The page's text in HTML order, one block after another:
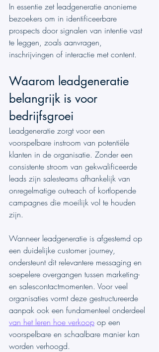
In essentie zet leadgeneratie anonieme
bezoekers om in identificeerbare
prospects door signalen van intentie vast
te leggen, zoals aanvragen,
inschrijvingen of interactie met content.
Waarom leadgeneratie
belangrijk is voor
bedrijfsgroei
Leadgeneratie zorgt voor een
voorspelbare instroom van potentiële
klanten in de organisatie. Zonder een
consistente stroom van gekwalificeerde
leads zijn salesteams afhankelijk van
onregelmatige outreach of kortlopende
campagnes die moeilijk vol te houden
zijn.
Wanneer leadgeneratie is afgestemd op
een duidelijke customer journey,
ondersteunt dit relevantere messaging en
soepelere overgangen tussen marketing-
en salescontactmomenten. Voor veel
organisaties vormt deze gestructureerde
aanpak ook een fundamenteel onderdeel
van het leren hoe verkoop op een
voorspelbare en schaalbare manier kan
worden verhoogd.